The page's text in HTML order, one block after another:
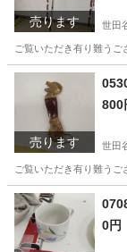
売ります 世田
ご覧いただき有り難う
東京 世田谷区
売ります
800
世田
ご覧いただき有り難う
東京 世田谷区
0円